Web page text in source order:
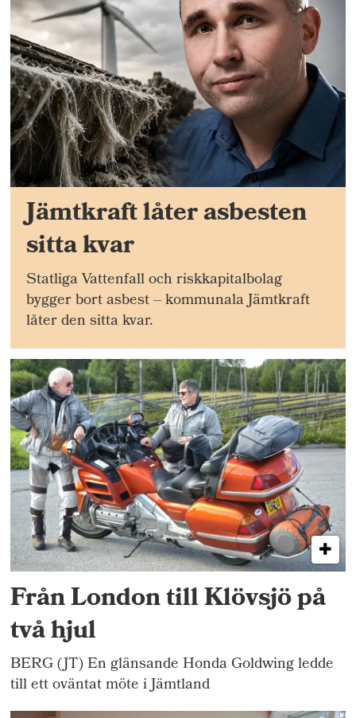
Jämtkraft låter asbesten
sitta kvar
Statliga Vattenfall och riskkapitalbolag
bygger bort asbest – kommunala Jämtkraft
låter den sitta kvar.
Från London till Klövsjö på
två hjul
BERG (JT) En glänsande Honda Goldwing ledde
till ett oväntat möte i Jämtland